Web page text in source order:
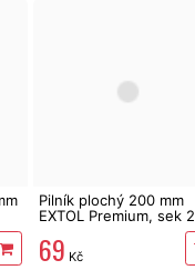
Pilník plochý 200 mm
EXTOL Premium, sek 2
69 Kč